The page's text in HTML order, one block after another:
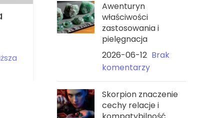
Bransoletka
„Komunikacja i
Motywacja”
zł
Awenturyn
właściwości
zastosowania i
pielęgnacja
2026-06-12 Brak
komentarzy
Skorpion znaczenie
cechy relacje i